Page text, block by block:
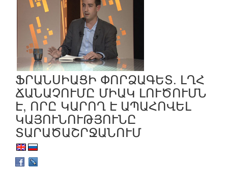
ՖՐԱՆՍԻԱՑԻ ՓՈՐՁԱԳԵՏ. ԼՂՀ
ՃԱՆԱՉՈՒՄԸ ՄԻԱԿ ԼՈՒԾՈՒՄՆ
Է, ՈՐԸ ԿԱՐՈՂ Է ԱՊԱՀՈՎԵԼ
ԿԱՅՈՒՆՈՒԹՅՈՒՆԸ
ՏԱՐԱԾԱՇՐՋԱՆՈՒՄ